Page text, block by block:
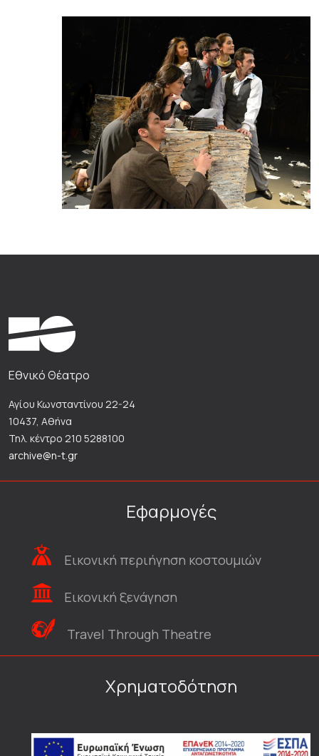
Εθνικό Θέατρο
Αγίου Κωνσταντίνου 22-24
10437, Αθήνα
Τηλ. κέντρο 210 5288100
archive@n-t.gr
Εφαρμογές
Εικονική περιήγηση κοστουμιών
Εικονική ξενάγηση
Travel Through Theatre
Χρηματοδότηση